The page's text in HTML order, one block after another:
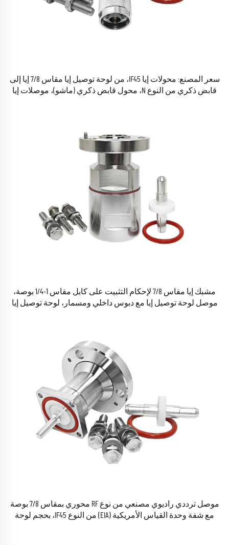
سعر المصنع: محولات إيا IF45، من لوحة توصيل إيا مقاس 7/8 إيا إلى
قابض ذكري من النوع N، محول قابض ذكري (ماشو)، موصلات إيا
مشبك إيا مقاس 7/8 لإحكام التثبيت على كابل مقاس 1-1/4 بوصة،
موصل لوحة توصيل إيا مع دبوس داخلي ومسمار، لوحة توصيل إيا
موصل ترددي راديوي مصنعي من نوع RF محوري بمقاس 7/8 بوصة
مع شفة وحدة القياس الأمريكية (EIA) من النوع IF45، بحجم لوحة